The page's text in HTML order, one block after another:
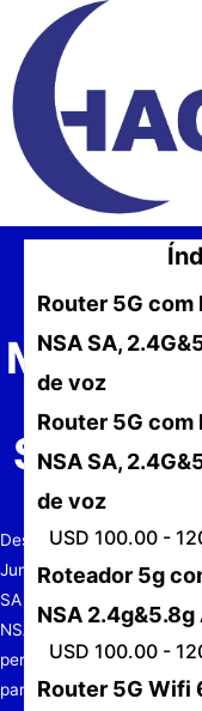
para
conteúdo
Melhor
com
SIM:
Descubra o melhor
Junhaoyue, com
SA 2.4G e 5.8G WiFi 6
NSA. Esses roteadores
perfeita, tecnologia Wi-Fi
para residências e
Router 5G com
NSA SA,
de voz
Router 5G com
NSA SA,
de voz
USD 100.00 -
Roteador 5g
NSA
USD 100.00 -
Router 5G Wifi